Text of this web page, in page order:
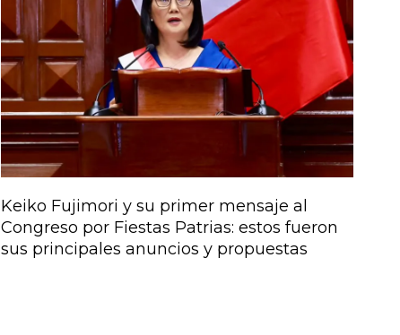
Keiko Fujimori y su primer mensaje al
Congreso por Fiestas Patrias: estos fueron
sus principales anuncios y propuestas